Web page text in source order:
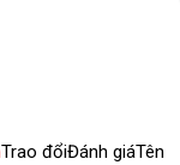
Trao đổiĐánh giáTên